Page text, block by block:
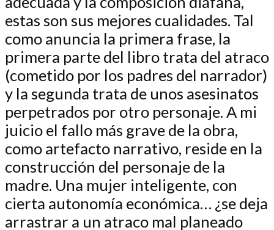
estas son sus mejores cualidades. Tal
como anuncia la primera frase, la
primera parte del libro trata del atraco
(cometido por los padres del narrador)
y la segunda trata de unos asesinatos
perpetrados por otro personaje. A mi
juicio el fallo más grave de la obra,
como artefacto narrativo, reside en la
construcción del personaje de la
madre. Una mujer inteligente, con
cierta autonomía económica… ¿se deja
arrastrar a un atraco mal planeado